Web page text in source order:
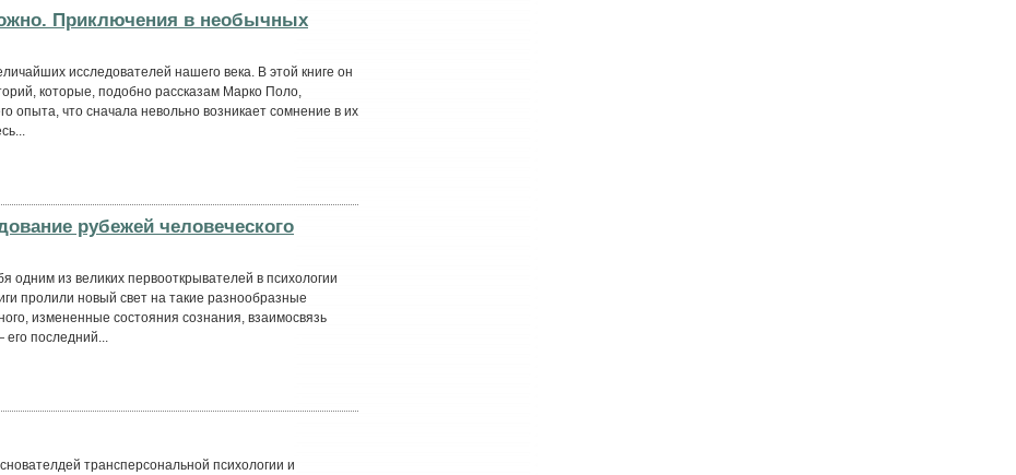
Приключения в необычных
исследователей нашего века. В этой книге он
которые, подобно рассказам Марко Поло,
опыта, что сначала невольно возникает сомнение в их
рубежей человеческого
одним из великих первооткрывателей в психологии
пролили новый свет на такие разнообразные
измененные состояния сознания, взаимосвязь
последний...
трансперсональной психологии и